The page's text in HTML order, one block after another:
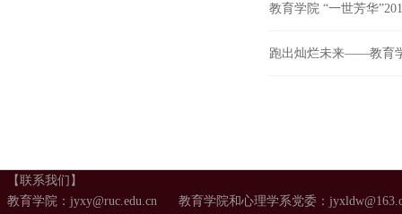
教育学院 “一世芳华
跑出灿烂未来——教育
【联系我们】
教育学院：jyxy@ruc.edu.cn 教育学院和心理学系党委：